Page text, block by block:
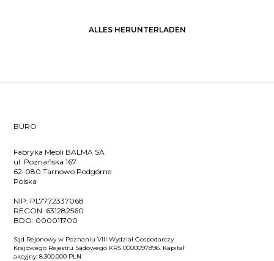
ALLES HERUNTERLADEN
BÜRO
Fabryka Mebli BALMA SA
ul. Poznańska 167
62-080 Tarnowo Podgórne
Polska
NIP: PL7772337068
REGON: 631282560
BDO: 000011700
Sąd Rejonowy w Poznaniu VIII Wydział Gospodarczy
Krajowego Rejestru Sądowego KRS 0000097896. Kapitał
akcyjny: 8.300.000 PLN